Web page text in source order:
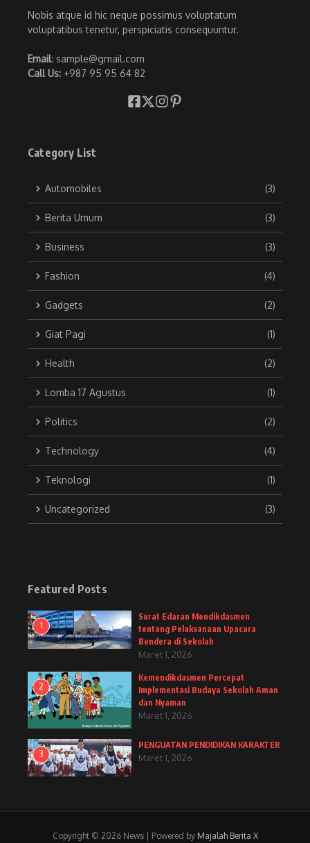
Nobis atque id hic neque possimus voluptatum
voluptatibus tenetur, perspiciatis consequuntur.
Email: sample@gmail.com
Call Us: +987 95 95 64 82
Category List
Automobiles (3)
Berita Umum (3)
Business (3)
Fashion (4)
Gadgets (2)
Giat Pagi (1)
Health (2)
Lomba 17 Agustus (1)
Politics (2)
Technology (4)
Teknologi (1)
Uncategorized (3)
Featured Posts
1
Surat Edaran Mendikdasmen
tentang Pelaksanaan Upacara
Bendera di Sekolah
Maret 1, 2026
2
Kemendikdasmen Percepat
Implementasi Budaya Sekolah Aman
dan Nyaman
Maret 1, 2026
3
PENGUATAN PENDIDIKAN KARAKTER
Maret 1, 2026
Copyright © 2026 News | Powered by Majalah Berita X